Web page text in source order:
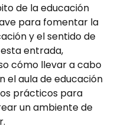
de la educación
para fomentar la
y el sentido de
entrada,
cómo llevar a cabo
el aula de educación
prácticos para
un ambiente de